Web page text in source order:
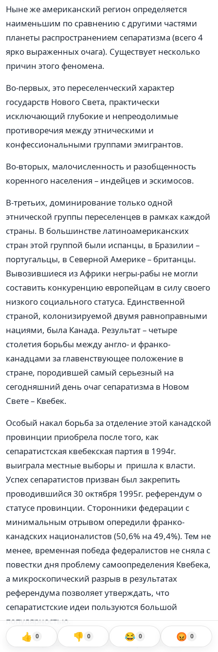
Ныне же американский регион определяется
наименьшим по сравнению с другими частями
планеты распространением сепаратизма (всего 4
ярко выраженных очага). Существует несколько
причин этого феномена.
Во-первых, это переселенческий характер
государств Нового Света, практически
исключающий глубокие и непреодолимые
противоречия между этническими и
конфессиональными группами эмигрантов.
Во-вторых, малочисленность и разобщенность
коренного населения – индейцев и эскимосов.
В-третьих, доминирование только одной
этнической группы переселенцев в рамках каждой
страны. В большинстве латиноамериканских
стран этой группой были испанцы, в Бразилии –
португальцы, в Северной Америке – британцы.
Вывозившиеся из Африки негры-рабы не могли
составить конкуренцию европейцам в силу своего
низкого социального статуса. Единственной
страной, колонизируемой двумя равноправными
нациями, была Канада. Результат – четыре
столетия борьбы между англо- и франко-
канадцами за главенствующее положение в
стране, породившей самый серьезный на
сегодняшний день очаг сепаратизма в Новом
Свете – Квебек.
Особый накал борьба за отделение этой канадской
провинции приобрела после того, как
сепаратистская квебекская партия в 1994г.
выиграла местные выборы и пришла к власти.
Успех сепаратистов призван был закрепить
проводившийся 30 октября 1995г. референдум о
статусе провинции. Сторонники федерации с
минимальным отрывом опередили франко-
канадских националистов (50,6% на 49,4%). Тем не
менее, временная победа федералистов не сняла с
повестки дня проблему самоопределения Квебека,
а микроскопический разрыв в результатах
референдума позволяет утверждать, что
сепаратистские идеи пользуются большой
популярностью.
Таким образом, можно констатировать, что
👍 0 👎 0 😂 0 😡 0